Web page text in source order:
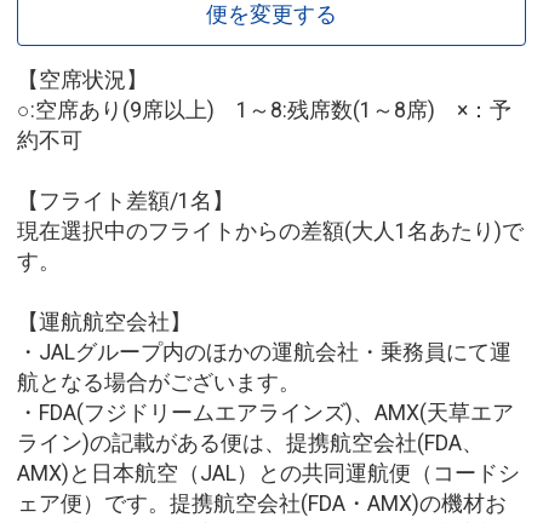
便を変更する
【空席状況】
○:空席あり(9席以上) 1～8:残席数(1～8席) ×：予
約不可
【フライト差額/1名】
現在選択中のフライトからの差額(大人1名あたり)で
す。
【運航航空会社】
・JALグループ内のほかの運航会社・乗務員にて運
航となる場合がございます。
・FDA(フジドリームエアラインズ)、AMX(天草エア
ライン)の記載がある便は、提携航空会社(FDA、
AMX)と日本航空（JAL）との共同運航便（コードシ
ェア便）です。提携航空会社(FDA・AMX)の機材お